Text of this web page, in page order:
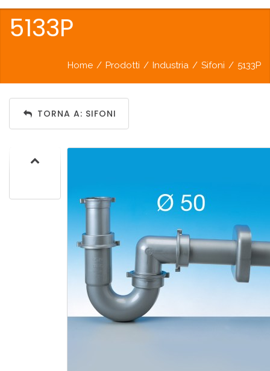
5133P
Home / Prodotti / Industria / Sifoni / 5133P
TORNA A: SIFONI